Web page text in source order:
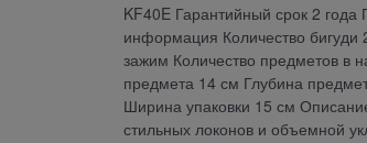
KF40E Гарантийный срок 2
информация Количество бигуди
зажим Количество предметов
предмета 14 см Глубина
Ширина упаковки 15 см
стильных локонов и объемной